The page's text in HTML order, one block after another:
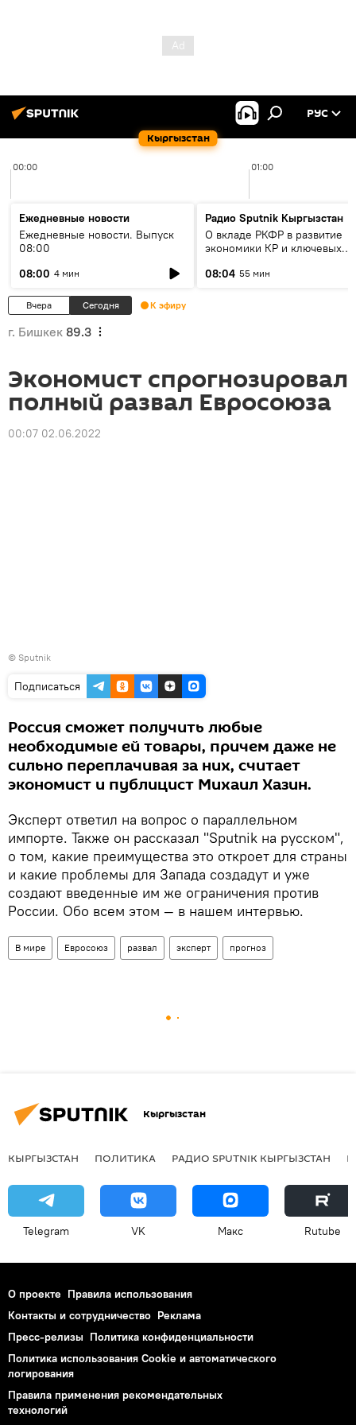
Кыргызстан
РУС
00:00 01:00
Ежедневные новости
Ежедневные новости. Выпуск
08:00
08:00 4 мин
Радио Sputnik Кыргызстан
О вкладе РКФР в развитие
экономики КР и ключевых
08:04 55 мин
Вчера Сегодня К эфиру
г. Бишкек 89.3
Экономист спрогнозировал
полный развал Евросоюза
00:07 02.06.2022
© Sputnik
Подписаться
Россия сможет получить любые
необходимые ей товары, причем даже не
сильно переплачивая за них, считает
экономист и публицист Михаил Хазин.
Эксперт ответил на вопрос о параллельном
импорте. Также он рассказал "Sputnik на русском",
о том, какие преимущества это откроет для страны
и какие проблемы для Запада создадут и уже
создают введенные им же ограничения против
России. Обо всем этом — в нашем интервью.
В мире Евросоюз развал эксперт прогноз
Кыргызстан
КЫРГЫЗСТАН ПОЛИТИКА РАДИО SPUTNIK КЫРГЫЗСТАН
Telegram VK Макс Rutube
О проекте Правила использования
Контакты и сотрудничество Реклама
Пресс-релизы Политика конфиденциальности
Политика использования Cookie и автоматического
логирования
Правила применения рекомендательных
технологий